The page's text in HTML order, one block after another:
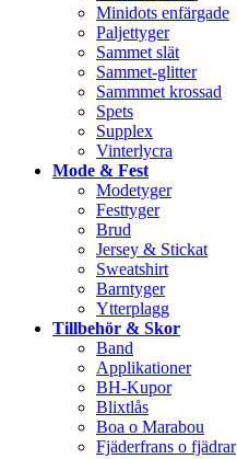
Minidots enfärgade
Paljettyger
Sammet slät
Sammet-glitter
Sammmet krossad
Spets
Supplex
Vinterlycra
Mode & Fest
Modetyger
Festtyger
Brud
Jersey & Stickat
Sweatshirt
Barntyger
Ytterplagg
Tillbehör & Skor
Band
Applikationer
BH-Kupor
Blixtlås
Boa o Marabou
Fjäderfrans o fjädrar